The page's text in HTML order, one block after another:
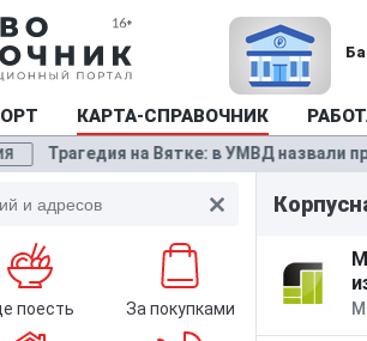
КАРТА-СПРАВОЧНИК
Трагедия на Вятке: в УМВД назвали
поесть За покупками